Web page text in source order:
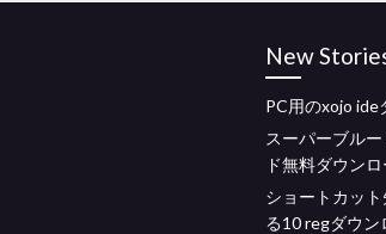
New
PC用のxojo ide
スーパーブル
ド無料ダウンロ
ショートカッ
る10 regダウン